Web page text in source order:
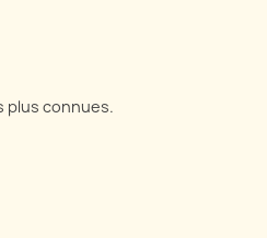
plus connues.